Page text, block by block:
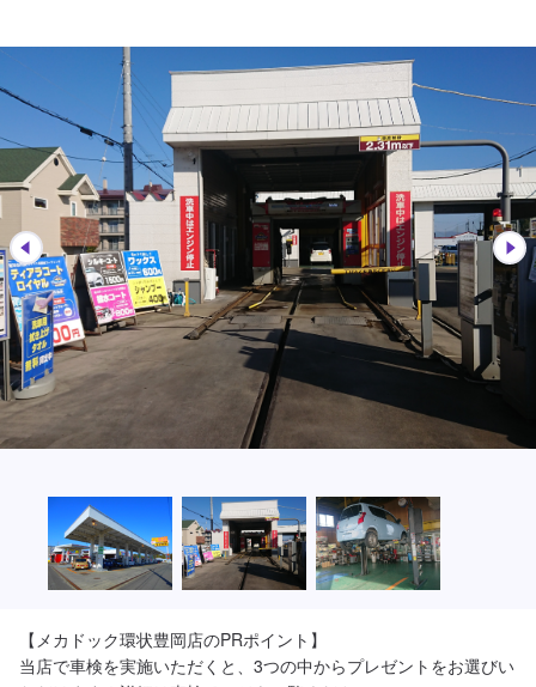
【メカドック環状豊岡店のPRポイント】
当店で車検を実施いただくと、3つの中からプレゼントをお選びい